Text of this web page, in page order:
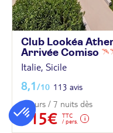
Club Lookéa
Arrivée Comiso
Italie, Sicile
8,1/10 113 avis
8 jours / 7 nuits dès
715€
TTC
/ pers.